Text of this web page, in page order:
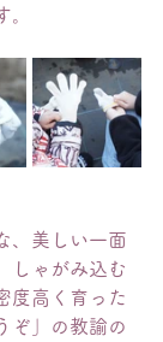
。
、美しい一面
しゃがみ込む
度高く育った
ぞ」の教諭の